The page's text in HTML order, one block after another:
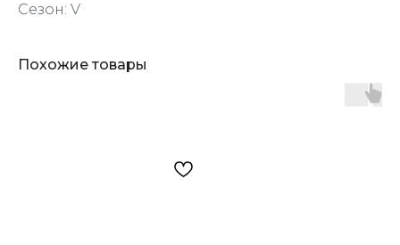
Сезон: V
Похожие товары